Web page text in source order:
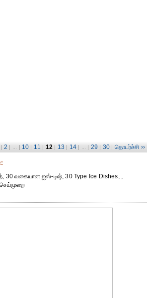
| 2 | ... | 10 | 11 | 12 | 13 | 14 | ... | 29 | 30 | தொடர்ச்சி ››
30 வகையான ஐஸ்-டிஷ், 30 Type Ice Dishes, ,